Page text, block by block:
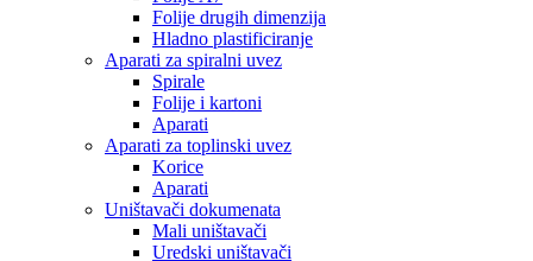
Folije drugih dimenzija
Hladno plastificiranje
Aparati za spiralni uvez
Spirale
Folije i kartoni
Aparati
Aparati za toplinski uvez
Korice
Aparati
Uništavači dokumenata
Mali uništavači
Uredski uništavači